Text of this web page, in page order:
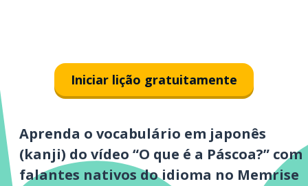
Iniciar lição gratuitamente
Aprenda o vocabulário em japonês
(kanji) do vídeo “O que é a Páscoa?” com
falantes nativos do idioma no Memrise